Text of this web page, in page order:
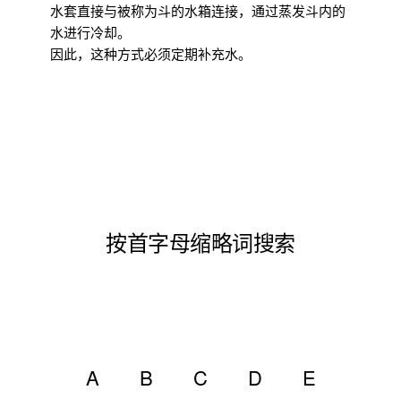
水套直接与被称为斗的水箱连接，通过蒸发斗内的
水进行冷却。
因此，这种方式必须定期补充水。
按首字母缩略词搜索
A B C D E